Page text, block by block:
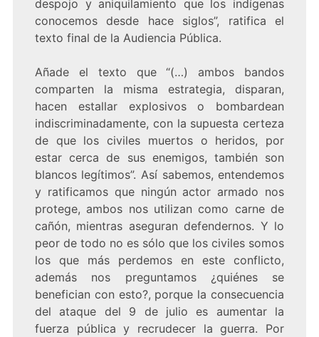
despojo y aniquilamiento que los indígenas
conocemos desde hace siglos”, ratifica el
texto final de la Audiencia Pública.
Añade el texto que “(…) ambos bandos
comparten la misma estrategia, disparan,
hacen estallar explosivos o bombardean
indiscriminadamente, con la supuesta certeza
de que los civiles muertos o heridos, por
estar cerca de sus enemigos, también son
blancos legítimos”. Así sabemos, entendemos
y ratificamos que ningún actor armado nos
protege, ambos nos utilizan como carne de
cañón, mientras aseguran defendernos. Y lo
peor de todo no es sólo que los civiles somos
los que más perdemos en este conflicto,
además nos preguntamos ¿quiénes se
benefician con esto?, porque la consecuencia
del ataque del 9 de julio es aumentar la
fuerza pública y recrudecer la guerra. Por